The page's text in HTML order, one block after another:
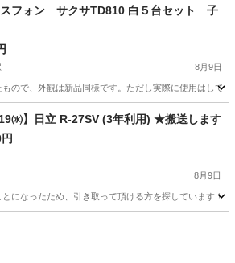
季節、空調家電
スフォン サクサTD810 白５台セット 子
8月9日
ので、外観は新品同様です。ただし実際に使用はして
電話、ＦＡＸ
19㈬】日立 R-27SV (3年利用) ★搬送します
8月9日
になったため、引き取って頂ける方を探しています！